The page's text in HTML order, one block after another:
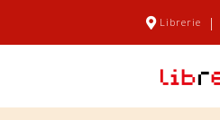
Librerie |